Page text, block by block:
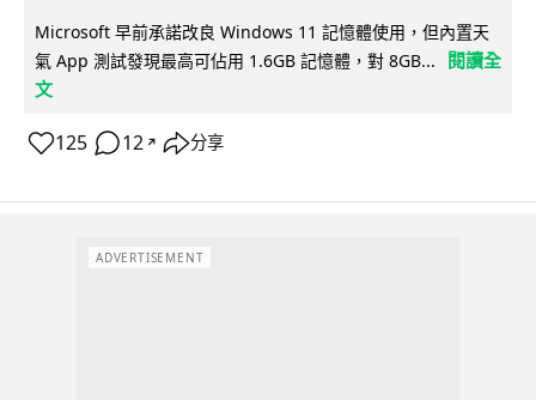
Microsoft 早前承諾改良 Windows 11 記憶體使用，但內置天
氣 App 測試發現最高可佔用 1.6GB 記憶體，對 8GB...
閱讀全
文
125 12 ↗ 分享
ADVERTISEMENT